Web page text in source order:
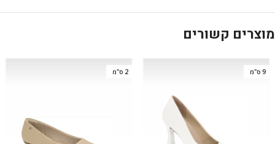
מוצרים קשורים
9 ס"מ 2 ס"מ